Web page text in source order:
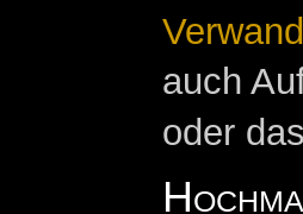
auch
oder